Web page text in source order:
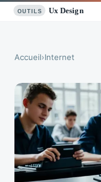
Accueil›Internet